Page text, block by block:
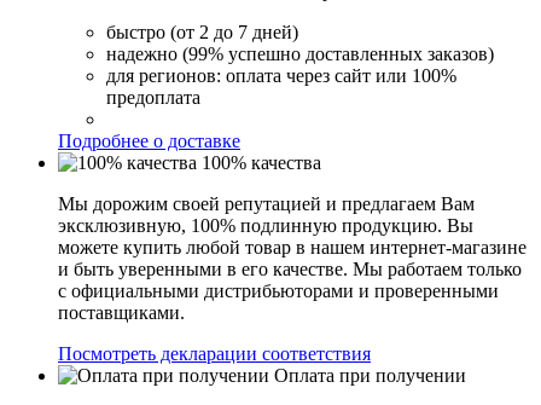
быстро (от 2 до 7 дней)
надежно (99% успешно доставленных заказов)
для регионов: оплата через сайт или 100%
предоплата
Подробнее о доставке
100% качества
Мы дорожим своей репутацией и предлагаем Вам
эксклюзивную, 100% подлинную продукцию. Вы
можете купить любой товар в нашем интернет-магазине
и быть уверенными в его качестве. Мы работаем только
с официальными дистрибьюторами и проверенными
поставщиками.
Посмотреть декларации соответствия
Оплата при получении